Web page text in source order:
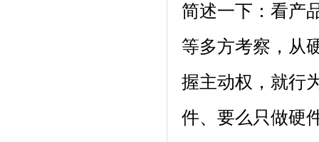
简述一下：看产
等多方考察，从
握主动权，就行
件、要么只做硬